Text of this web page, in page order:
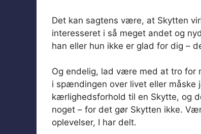
Det kan sagtens være, at Skytten
interesseret i så meget andet og
han eller hun ikke er glad for dig –
Og endelig, lad være med at tro for
i spændingen over livet eller måske
kærlighedsforhold til en Skytte, og
noget – for det gør Skytten ikke.
oplevelser, I har delt.